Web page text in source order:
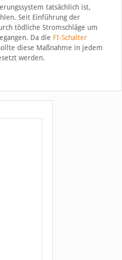
tatsächlich ist,
Seit Einführung der
tödliche Stromschläge um
Da die FI-Schalter
diese Maßnahme in jedem
werden.